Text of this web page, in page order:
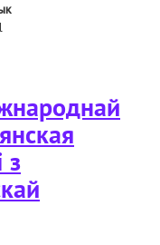
арганізацый аб
цэнтрам
з